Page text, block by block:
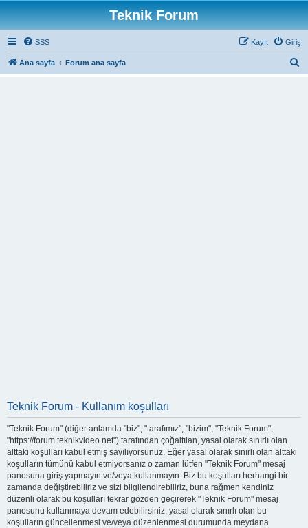
Teknik Forum
SSS Giriş
Kayıt
Ana sayfa Forum ana sayfa
Teknik Forum - Kullanım koşulları
"Teknik Forum" (diğer anlamda "biz", "tarafımız", "bizim", "Teknik Forum",
"https://forum.teknikvideo.net") tarafından çoğaltılan, yasal olarak sınırlı olan
alttaki koşulları kabul etmiş sayılıyorsunuz. Eğer yasal olarak sınırlı olan alttaki
koşulların tümünü kabul etmiyorsanız o zaman lütfen "Teknik Forum" mesaj
panosuna giriş yapmayın ve/veya kullanmayın. Biz bu koşulları herhangi bir
zamanda değiştirebiliriz ve sizi bilgilendirebiliriz, buna rağmen kendiniz
düzenli olarak bu koşulları tekrar gözden geçirerek "Teknik Forum" mesaj
panosunu kullanmaya devam edebilirsiniz, yasal olarak sınırlı olan bu
koşulların güncellenmesi ve/veya düzenlenmesi durumunda meydana